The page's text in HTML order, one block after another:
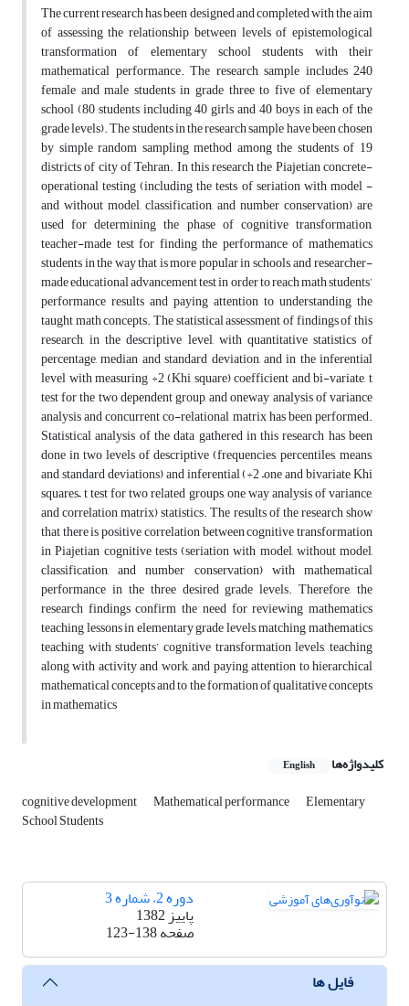
The current research has been designed and completed with the aim
of assessing the relationship between levels of epistemological
transformation of elementary school students with their
mathematical performance. The research sample includes 240
female and male students in grade three to five of elementary
school (80 students including 40 girls and 40 boys in each of the
grade levels). The students in the research sample have been chosen
by simple random sampling method among the students of 19
districts of city of Tehran. In this research the Piajetian concrete-
operational testing (including the tests of seriation with model -
and without model, classification, and number conservation) are
used for determining the phase of cognitive transformation,
teacher-made test for finding the performance of mathematics
students in the way that is more popular in schools, and researcher-
made educational advancement test in order to reach math students’
performance results and paying attention to understanding the
taught math concepts. The statistical assessment of findings of this
research, in the descriptive level, with quantitative statistics of
percentage, median and standard deviation, and in the inferential
level with measuring ÷2 (Khi square) coefficient and bi-variate, t
test for the two dependent group, and oneway analysis of variance
analysis and concurrent co-relational matrix has been performed.
Statistical analysis of the data gathered in this research has been
done in two levels of descriptive (frequencies, percentiles, means,
and standard deviations) and inferential (÷2 –one and bivariate Khi
squares–, t test for two related groups, one way analysis of variance,
and correlation matrix) statistics. The results of the research show
that there is positive correlation between cognitive transformation
in Piajetian cognitive tests (seriation with model, without model,
classification, and number conservation) with mathematical
performance in the three desired grade levels. Therefore, the
research findings confirm the need for reviewing mathematics
teaching lessons in elementary grade levels, matching mathematics
teaching with students’ cognitive transformation levels, teaching
along with activity and work, and paying attention to hierarchical
mathematical concepts and to the formation of qualitative concepts
in mathematics
کلیدواژه‌ها English
cognitive development Mathematical performance Elementary
School Students
دوره 2، شماره 3
پاییز 1382
صفحه123-138
فایل ها